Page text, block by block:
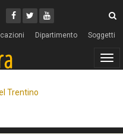
Facebook
Twitter
Youtube
Dipartimento Soggetti
Trentino